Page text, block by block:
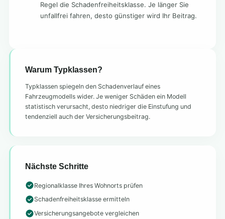
Regel die Schadenfreiheitsklasse. Je länger Sie
unfallfrei fahren, desto günstiger wird Ihr Beitrag.
Warum Typklassen?
Typklassen spiegeln den Schadenverlauf eines
Fahrzeugmodells wider. Je weniger Schäden ein Modell
statistisch verursacht, desto niedriger die Einstufung und
tendenziell auch der Versicherungsbeitrag.
Nächste Schritte
Regionalklasse Ihres Wohnorts prüfen
Schadenfreiheitsklasse ermitteln
Versicherungsangebote vergleichen